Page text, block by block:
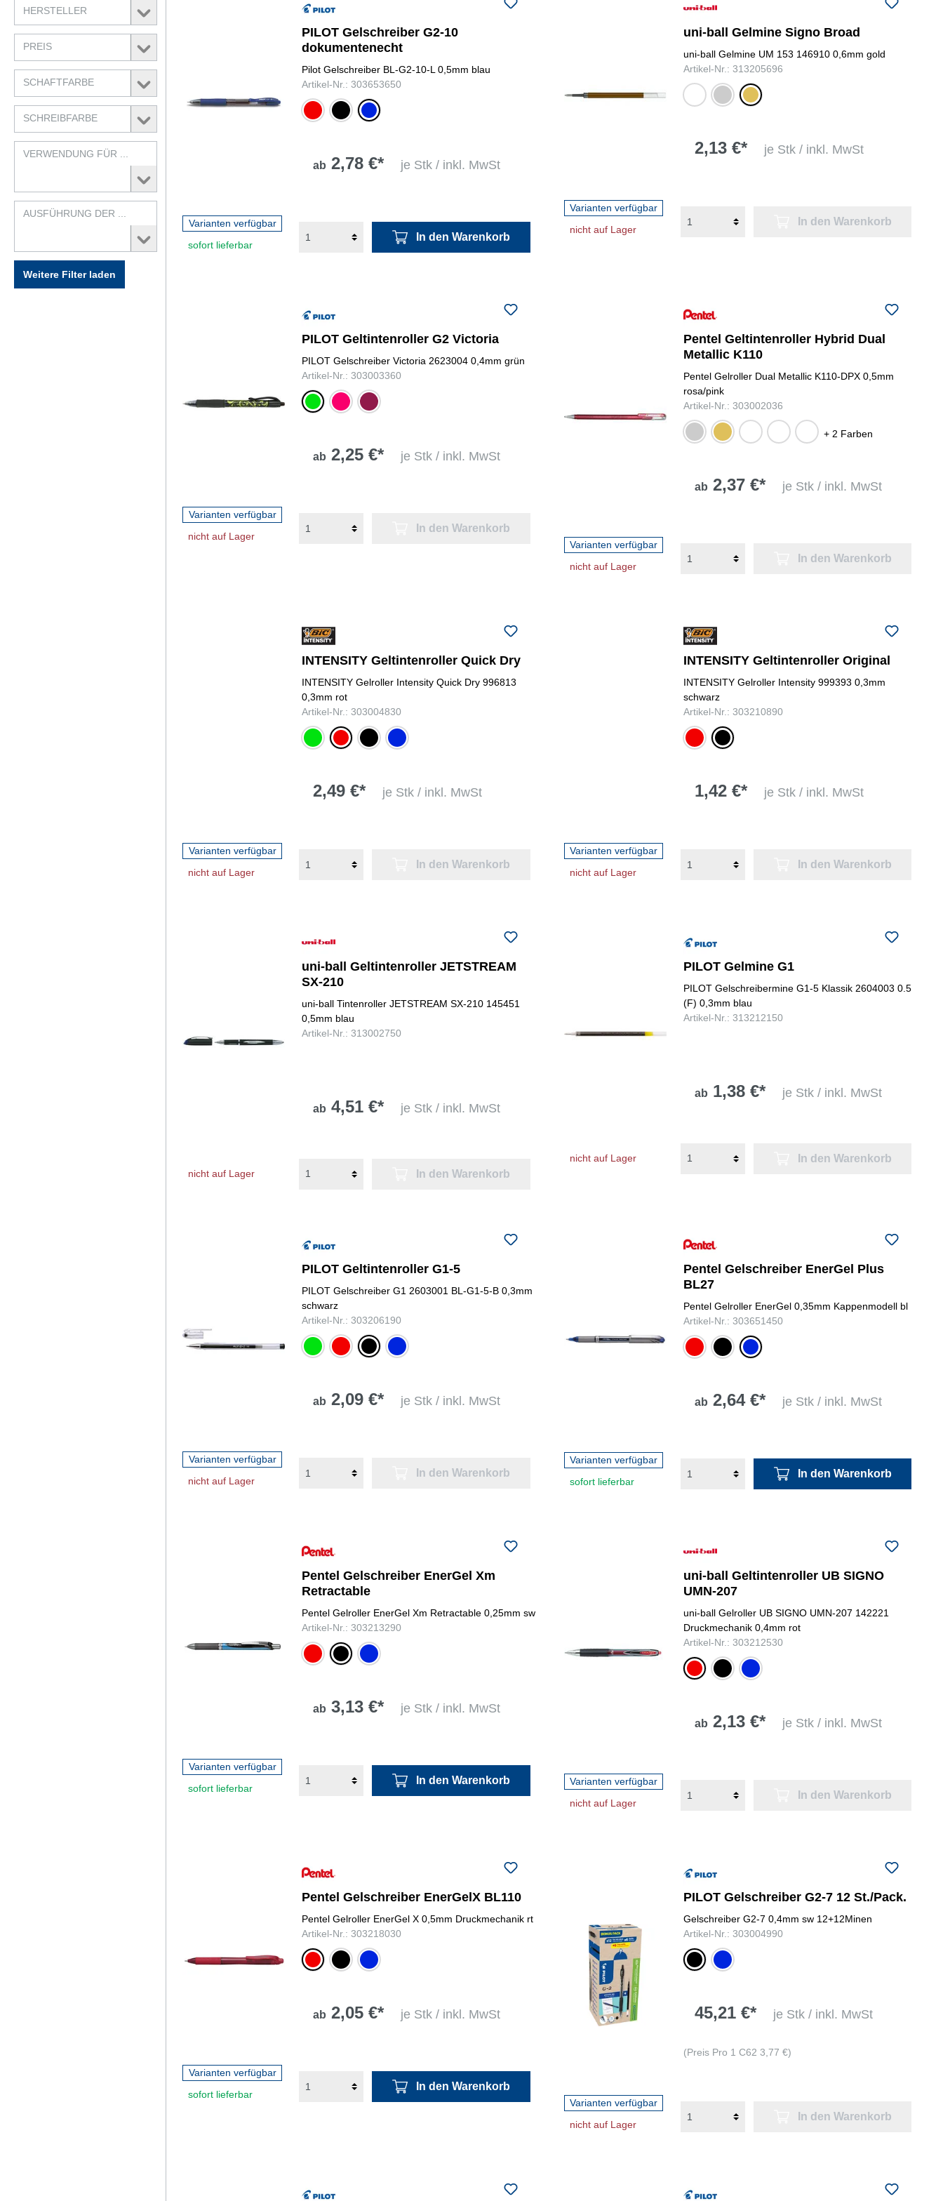
folgenden Nummer bei uns:
0731 977197-0
HERSTELLER
PREIS
SCHAFTFARBE
SCHREIBFARBE
Weitere Filter laden
PILOT Gelschreiber G2-10
dokumentenecht
Pilot Gelschreiber BL-G2-10-L 0,5mm blau
Artikel-Nr.: 303653650
schwarzblau
ab 2,78 €* je Stk / inkl. MwSt
Varianten verfügbar
sofort lieferbar
In den Warenkorb
uni-ball Gelmine Signo Broad
uni-ball Gelmine UM 153 146910 0,6mm gold
Artikel-Nr.: 313205696
weiß
silber
metallic
gold
metallic
2,13 €* je Stk / inkl. MwSt
Varianten verfügbar
nicht auf Lager
In den Warenkorb
PILOT Geltintenroller G2 Victoria
PILOT Gelschreiber Victoria 2623004 0,4mm grün
Artikel-Nr.: 303003360
grün pink violett
ab 2,25 €* je Stk / inkl. MwSt
Varianten verfügbar
nicht auf Lager
In den Warenkorb
Pentel Geltintenroller Hybrid Dual
Metallic K110
Pentel Gelroller Dual Metallic K110-DPX 0,5mm
rosa/pink
Artikel-Nr.: 303002036
silber
metallic
gold
metallic
grün/blau
metallic,
orange/gelb
metallic,
violet/blau
metallic
blau
metallic
grün
metallic
+ 2 Farben
ab 2,37 €* je Stk / inkl. MwSt
Varianten verfügbar
nicht auf Lager
In den Warenkorb
INTENSITY Geltintenroller Quick Dry
INTENSITY Gelroller Intensity Quick Dry 996813
0,3mm rot
Artikel-Nr.: 303004830
grün rotschwarzblau
2,49 €* je Stk / inkl. MwSt
Varianten verfügbar
nicht auf Lager
In den Warenkorb
INTENSITY Geltintenroller Original
INTENSITY Gelroller Intensity 999393 0,3mm
schwarz
Artikel-Nr.: 303210890
schwarz
1,42 €* je Stk / inkl. MwSt
Varianten verfügbar
nicht auf Lager
In den Warenkorb
uni-ball Geltintenroller JETSTREAM
SX-210
uni-ball Tintenroller JETSTREAM SX-210 145451
0,5mm blau
Artikel-Nr.: 313002750
ab 4,51 €* je Stk / inkl. MwSt
nicht auf Lager In den Warenkorb
PILOT Gelmine G1
PILOT Gelschreibermine G1-5 Klassik 2604003 0.5
(F) 0,3mm blau
Artikel-Nr.: 313212150
ab 1,38 €* je Stk / inkl. MwSt
nicht auf Lager In den Warenkorb
PILOT Geltintenroller G1-5
PILOT Gelschreiber G1 2603001 BL-G1-5-B 0,3mm
schwarz
Artikel-Nr.: 303206190
grün schwarzblau
ab 2,09 €* je Stk / inkl. MwSt
Varianten verfügbar
nicht auf Lager
In den Warenkorb
Pentel Gelschreiber EnerGel Plus
BL27
Pentel Gelroller EnerGel 0,35mm Kappenmodell bl
Artikel-Nr.: 303651450
schwarzblau
ab 2,64 €* je Stk / inkl. MwSt
Varianten verfügbar
sofort lieferbar
In den Warenkorb
Pentel Gelschreiber EnerGel Xm
Retractable
Pentel Gelroller EnerGel Xm Retractable 0,25mm sw
Artikel-Nr.: 303213290
schwarzblau
ab 3,13 €* je Stk / inkl. MwSt
Varianten verfügbar
sofort lieferbar
In den Warenkorb
uni-ball Geltintenroller UB SIGNO
UMN-207
uni-ball Gelroller UB SIGNO UMN-207 142221
Druckmechanik 0,4mm rot
Artikel-Nr.: 303212530
rotschwarzblau
ab 2,13 €* je Stk / inkl. MwSt
Varianten verfügbar
nicht auf Lager
In den Warenkorb
Pentel Gelschreiber EnerGelX BL110
Pentel Gelroller EnerGel X 0,5mm Druckmechanik rt
Artikel-Nr.: 303218030
rotschwarzblau
ab 2,05 €* je Stk / inkl. MwSt
Varianten verfügbar
sofort lieferbar
In den Warenkorb
PILOT Gelschreiber G2-7 12 St./Pack.
Gelschreiber G2-7 0,4mm sw 12+12Minen
Artikel-Nr.: 303004990
schwarzblau
45,21 €* je Stk / inkl. MwSt
(Preis Pro 1 C62 3,77 €)
Varianten verfügbar
nicht auf Lager
In den Warenkorb